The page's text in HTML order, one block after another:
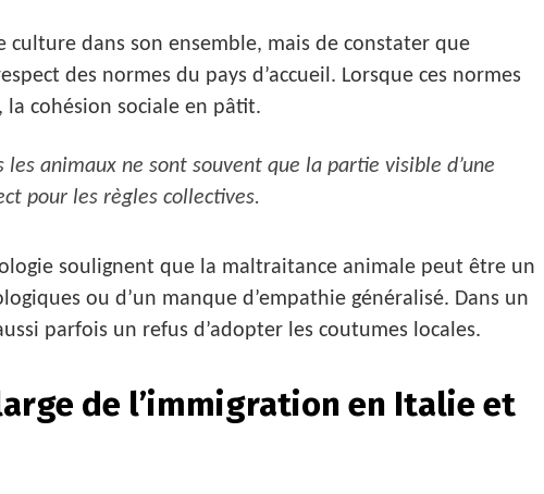
culture dans son ensemble, mais de constater que
des normes du pays d’accueil. Lorsque ces normes
cohésion sociale en pâtit.
les animaux ne sont souvent que la partie visible d’une
pour les règles collectives.
soulignent que la maltraitance animale peut être un
ou d’un manque d’empathie généralisé. Dans un
parfois un refus d’adopter les coutumes locales.
de l’immigration en Italie et